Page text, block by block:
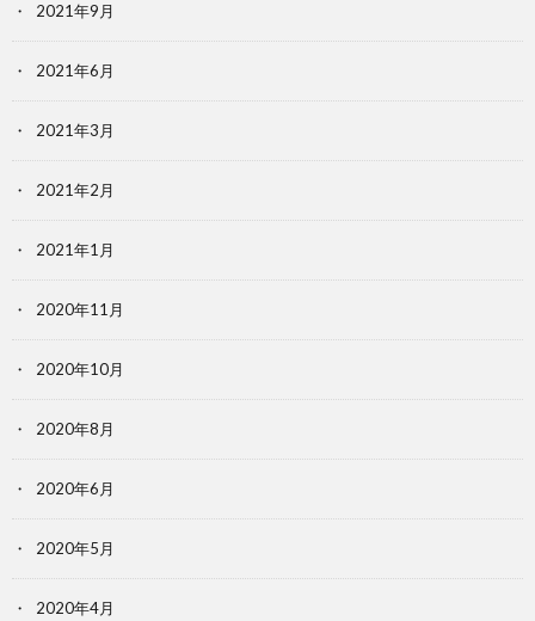
2021年9月
2021年6月
2021年3月
2021年2月
2021年1月
2020年11月
2020年10月
2020年8月
2020年6月
2020年5月
2020年4月